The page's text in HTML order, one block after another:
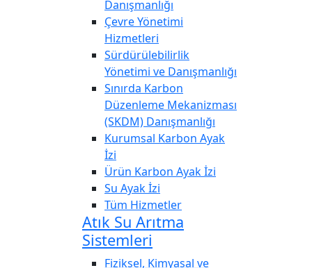
Danışmanlığı
Çevre Yönetimi
Hizmetleri
Sürdürülebilirlik
Yönetimi ve Danışmanlığı
Sınırda Karbon
Düzenleme Mekanizması
(SKDM) Danışmanlığı
Kurumsal Karbon Ayak
İzi
Ürün Karbon Ayak İzi
Su Ayak İzi
Tüm Hizmetler
Atık Su Arıtma
Sistemleri
Fiziksel, Kimyasal ve